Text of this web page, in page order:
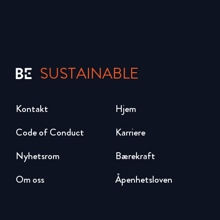
SUSTAINABLE
Hjem
Karriere
Bærekraft
Åpenhetsloven
Code of Conduct
Nyhetsrom
Om oss
Kontakt